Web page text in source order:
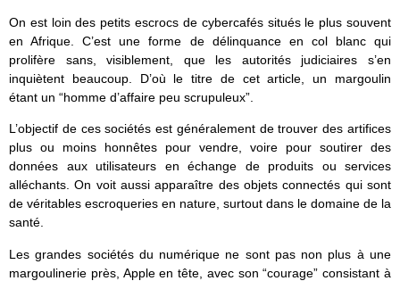
On est loin des petits escrocs de cybercafés situés le plus souvent
en Afrique. C’est une forme de délinquance en col blanc qui
prolifère sans, visiblement, que les autorités judiciaires s’en
inquiètent beaucoup. D’où le titre de cet article, un margoulin
étant un “homme d’affaire peu scrupuleux”.
L’objectif de ces sociétés est généralement de trouver des artifices
plus ou moins honnêtes pour vendre, voire pour soutirer des
données aux utilisateurs en échange de produits ou services
alléchants. On voit aussi apparaître des objets connectés qui sont
de véritables escroqueries en nature, surtout dans le domaine de la
santé.
Les grandes sociétés du numérique ne sont pas non plus à une
margoulinerie près, Apple en tête, avec son “courage” consistant à